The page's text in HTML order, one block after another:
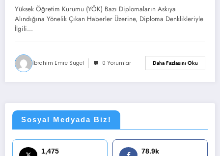
Yüksek Öğretim Kurumu (YÖK) Bazı Diplomaların Askıya
Alındığına Yönelik Çıkan Haberler Üzerine, Diploma Denklikleriyle
İlgili…
İbrahim Emre Sugel 0 Yorumlar Daha Fazlasını Oku
Sosyal Medyada Biz!
1,475 78.9k